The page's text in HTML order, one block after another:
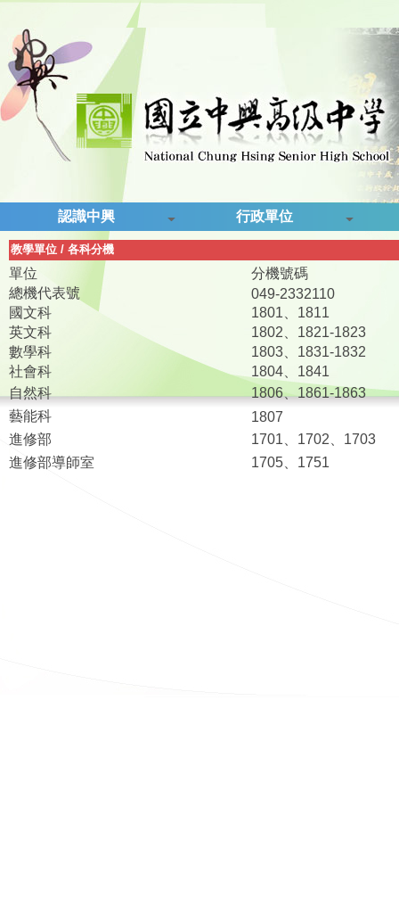
認識中興 行政單位
教學單位 / 各科分機
單位
分機號碼
總機代表號
049-2332110
國文科
1801、1811
英文科
1802、1821-1823
數學科
1803、1831-1832
社會科
1804、1841
自然科
1806、1861-1863
藝能科
1807
進修部
1701、1702、1703
進修部導師室
1705、1751